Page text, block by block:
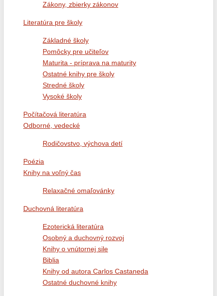
Zákony, zbierky zákonov
Literatúra pre školy
Základné školy
Pomôcky pre učiteľov
Maturita - príprava na maturity
Ostatné knihy pre školy
Stredné školy
Vysoké školy
Počítačová literatúra
Odborné, vedecké
Rodičovstvo, výchova detí
Poézia
Knihy na voľný čas
Relaxačné omaľovánky
Duchovná literatúra
Ezoterická literatúra
Osobný a duchovný rozvoj
Knihy o vnútornej sile
Biblia
Knihy od autora Carlos Castaneda
Ostatné duchovné knihy